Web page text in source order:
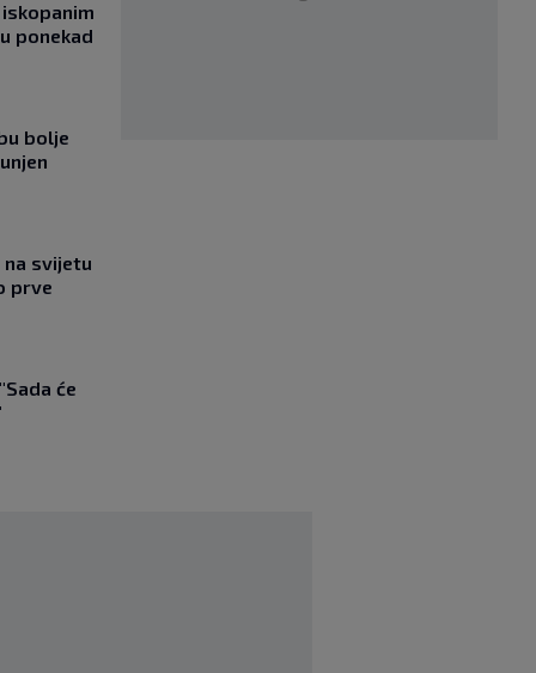
ponekad
bolje
svijetu
prve
će